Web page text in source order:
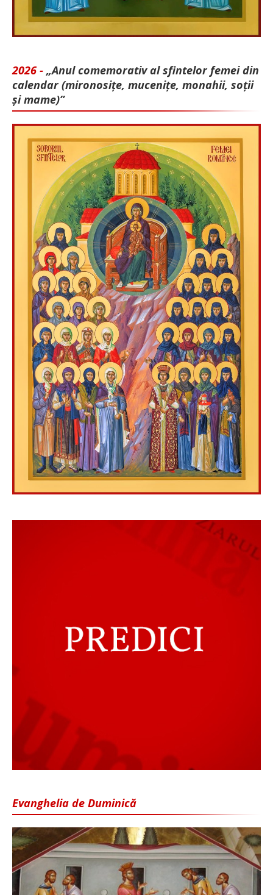
2026 - „Anul comemorativ al sfintelor femei din
calendar (mironosițe, mu­cenițe, monahii, soții
și mame)”
Evanghelia de Duminică